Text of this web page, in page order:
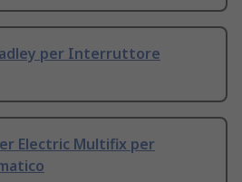
per Interruttore
Electric Multifix per